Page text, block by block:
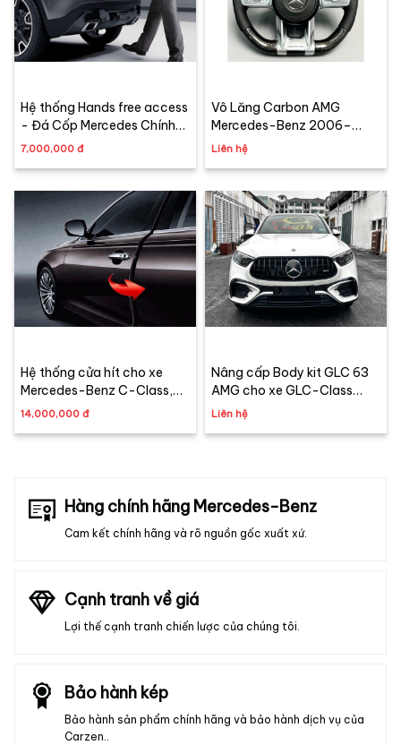
Hệ thống Hands free access
- Đá Cốp Mercedes Chính
Hãng
7,000,000 đ
Vô Lăng Carbon AMG
Mercedes-Benz 2006–
2022 | Carzen Retrofit
Liên hệ
Hệ thống cửa hít cho xe
Mercedes-Benz C-Class,
GLC-Class, E-Class
14,000,000 đ
Nâng cấp Body kit GLC 63
AMG cho xe GLC-Class
X254 ( GLC200 - GLC300
Liên hệ
Hàng chính hãng Mercedes-Benz
Cam kết chính hãng và rõ nguồn gốc xuất xứ.
Cạnh tranh về giá
Lợi thế cạnh tranh chiến lược của chúng tôi.
Bảo hành kép
Bảo hành sản phẩm chính hãng và bảo hành dịch vụ của
Carzen..